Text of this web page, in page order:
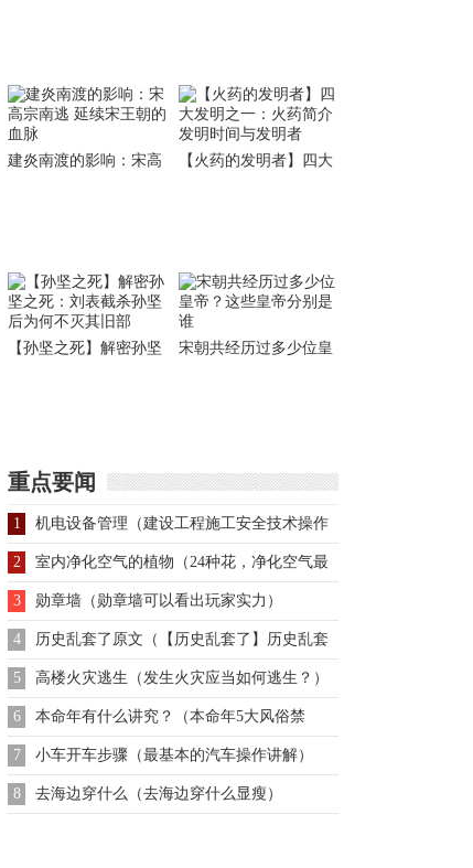
建炎南渡的影响：宋高
【火药的发明者】四大
【孙坚之死】解密孙坚
宋朝共经历过多少位皇
重点要闻
1 机电设备管理（建设工程施工安全技术操作
规程）
2 室内净化空气的植物（24种花，净化空气最
厉害）
3 勋章墙（勋章墙可以看出玩家实力）
4 历史乱套了原文（【历史乱套了】历史乱套
了原文内容让人凌乱）
5 高楼火灾逃生（发生火灾应当如何逃生？）
6 本命年有什么讲究？（本命年5大风俗禁
忌！）
7 小车开车步骤（最基本的汽车操作讲解）
8 去海边穿什么（去海边穿什么显瘦）